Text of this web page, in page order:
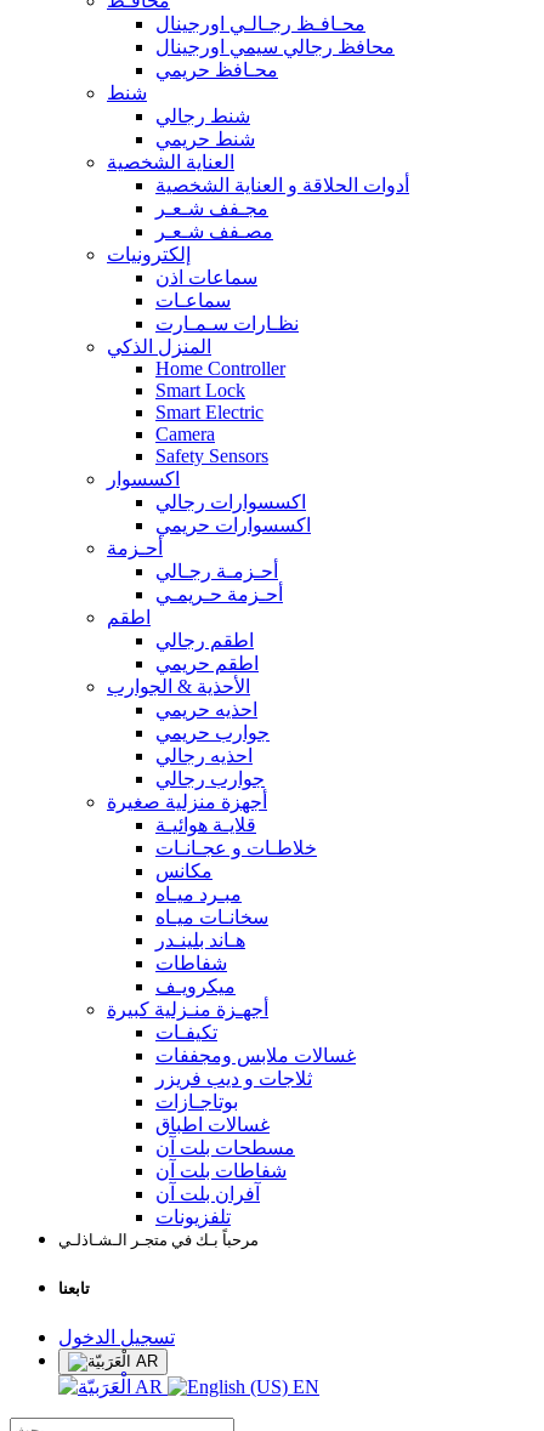
محـافـظ رجـالـي اورجينال
محافظ رجالي سيمي اورجينال
محـافظ حريمي
شنط
شنط رجالي
شنط حريمي
العناية الشخصية
أدوات الحلاقة و العناية الشخصية
مجـفف شـعـر
مصـفف شـعـر
إلكترونيات
سماعات اذن
سماعـات
نظـارات سـمـارت
المنزل الذكي
Home Controller
Smart Lock
Smart Electric
Camera
Safety Sensors
اكسسوار
اكسسوارات رجالي
اكسسوارات حريمي
أحـزمة
أحـزمـة رجـالي
أحـزمة حـريمـي
اطقم
اطقم رجالي
اطقم حريمي
الأحذية & الجوارب
احذيه حريمي
جوارب حريمي
احذيه رجالي
جوارب رجالي
أجهزة منزلية صغيرة
قلايـة هوائيـة
خلاطـات و عجـانـات
مكانس
مبـرد ميـاه
سخانـات ميـاه
هـاند بلينـدر
شفاطات
ميكرويـف
أجهـزة منـزلية كبيرة
تكيفـات
غسالات ملابس ومجففات
ثلاجات و ديب فريزر
بوتاجـازات
غسالات اطباق
مسطحات بلت آن
شفاطات بلت آن
آفران بلت آن
تلفزيونات
مرحباً بـك في متجـر الـشـاذلـي
تابعنا
تسجيل الدخول
AR
AR EN